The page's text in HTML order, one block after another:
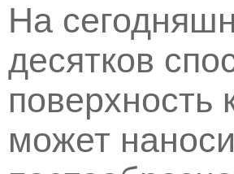
На
десятков
поверхность
может